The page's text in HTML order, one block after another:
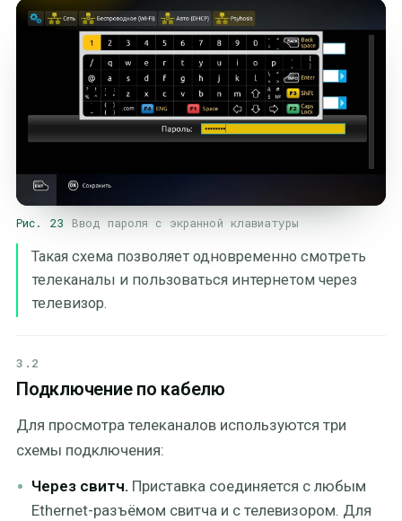
Рис. 23 Ввод пароля с экранной клавиатуры
Такая схема позволяет одновременно смотреть
телеканалы и пользоваться интернетом через
телевизор.
3.2
Подключение по кабелю
Для просмотра телеканалов используются три
схемы подключения:
Через свитч. Приставка соединяется с любым
Ethernet-разъёмом свитча и с телевизором. Для